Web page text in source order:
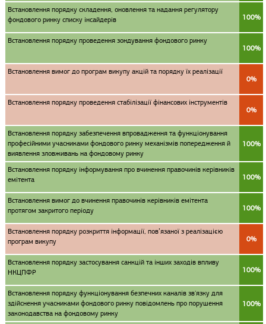
Встановлення порядку складення, оновлення та надання регулятору
фондового ринку списку інсайдерів
100%
Встановлення порядку проведення зондування фондового ринку
100%
Встановлення вимог до програм викупу акцій та порядку їх реалізації
0%
Встановлення порядку проведення стабілізації фінансових інструментів
0%
Встановлення порядку забезпечення впровадження та функціонування
професійними учасниками фондового ринку механізмів попередження й
виявлення зловживань на фондовому ринку
100%
Встановлення порядку інформування про вчинення правочинів керівників
емітента
100%
Встановлення вимог до вчинення правочинів керівників емітента
протягом закритого періоду
100%
Встановлення порядку розкриття інформації, пов’язаної з реалізацією
програм викупу
0%
Встановлення порядку застосування санкцій та інших заходів впливу
НКЦПФР
100%
Встановлення порядку функціонування безпечних каналів зв'язку для
здійснення учасниками фондового ринку повідомлень про порушення
законодавства на фондовому ринку
100%